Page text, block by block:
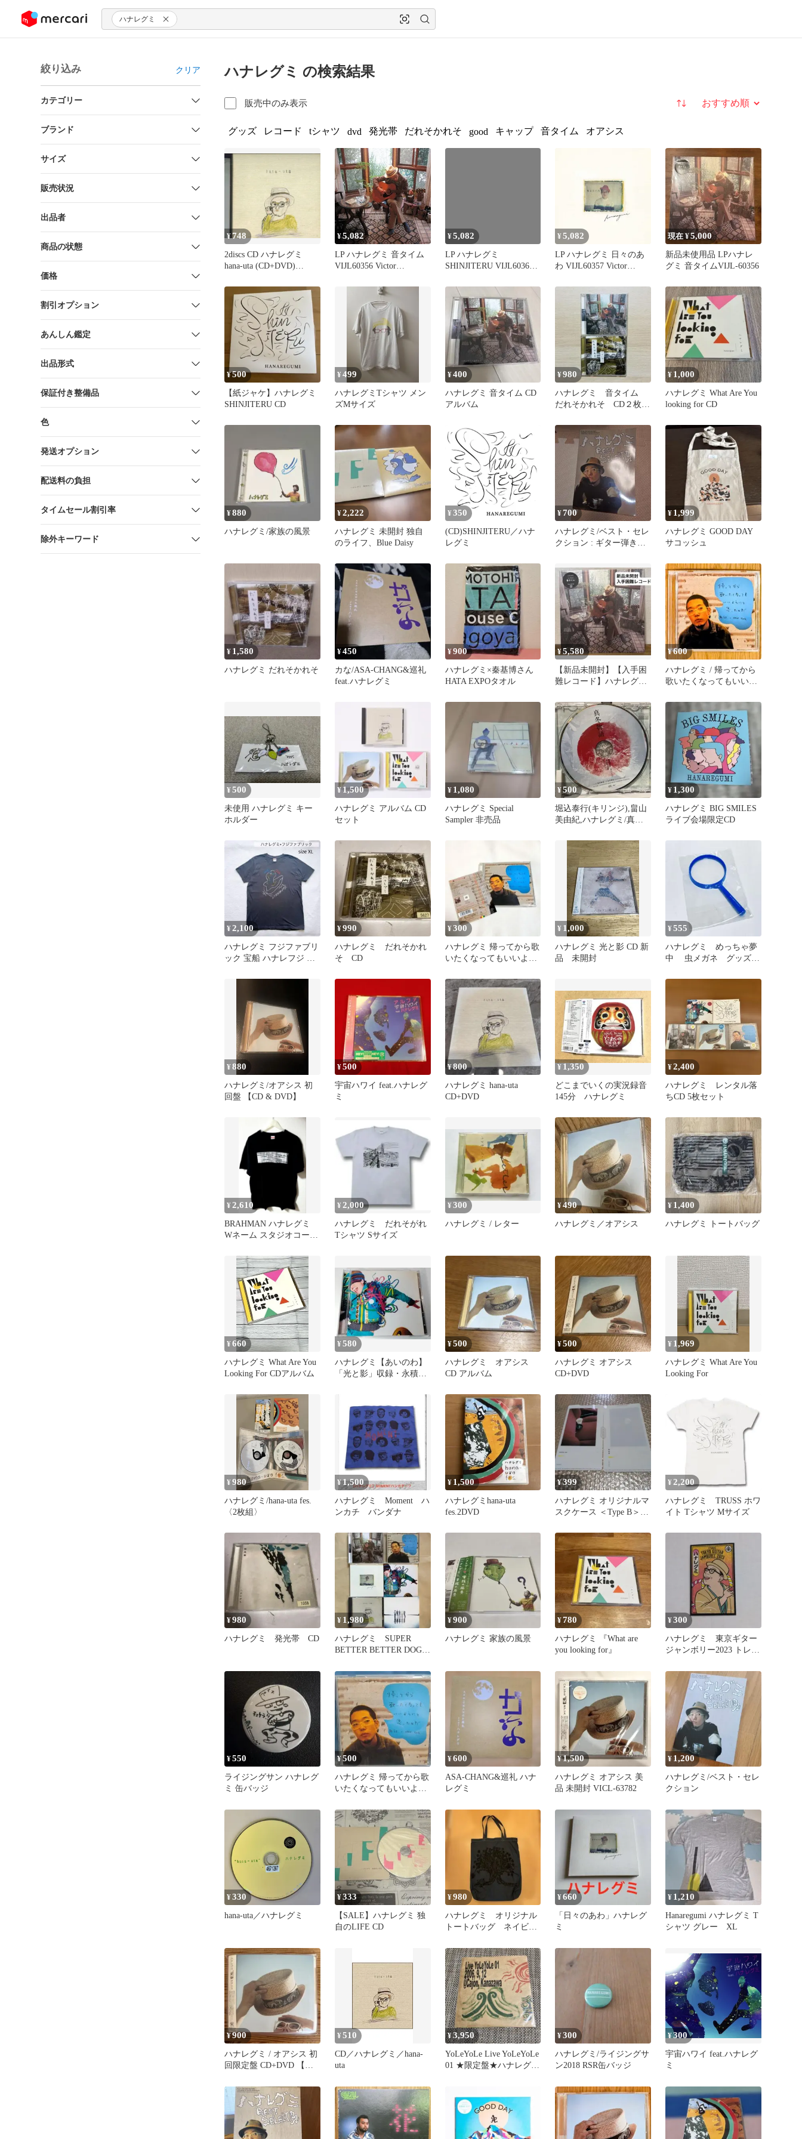
ツにスキップ ハナレグミ
絞り込み クリア
カテゴリー
ブランド
サイズ
販売状況
出品者
商品の状態
価格
割引オプション
あんしん鑑定
出品形式
保証付き整備品
色
発送オプション
配送料の負担
タイムセール割引率
除外キーワード
ハナレグミ の検索結果
販売中のみ表示 並び替え
グッズ レコード tシャツ dvd 発光帯 だれそかれそ good キャップ 音タイム オアシス
¥748
2discs CD ハナレグミ
hana-uta (CD+DVD)
ジャケ /00220
¥5,082
LP ハナレグミ 音タイム
VIJL60356 Victor
/00250
¥5,082
LP ハナレグミ
SHINJITERU VIJL60363
封 /00250
¥5,082
LP ハナレグミ 日々のあ
わ VIJL60357 Victor
/00250
現在 ¥5,000
新品未使用品 LPハナレ
グミ 音タイムVIJL-60356
¥500
【紙ジャケ】ハナレグミ
SHINJITERU CD
¥499
ハナレグミTシャツ メン
ズMサイズ
¥400
ハナレグミ 音タイム CD
アルバム
¥980
ハナレグミ 音タイム
だれそかれそ CD２枚セ
¥1,000
ハナレグミ What Are You
looking for CD
¥880
ハナレグミ/家族の風景
¥2,222
ハナレグミ 未開封 独自
のライフ、Blue Daisy
¥ 350
(CD)SHINJITERU／ハナ
レグミ
¥700
ハナレグミ/ベスト・セレ
クション : ギター弾き語
¥ 1,999
ハナレグミ GOOD DAY
サコッシュ
¥ 1,580
ハナレグミ だれそかれそ
¥450
カな/ASA-CHANG&巡礼
feat.ハナレグミ
¥900
ハナレグミ×秦基博さん
HATA EXPOタオル
¥5,580
【新品未開封】【入手困
難レコード】ハナレグミ
¥600
ハナレグミ / 帰ってから
歌いたくなってもいいよ
付）
¥500
未使用 ハナレグミ キー
ホルダー
¥1,500
ハナレグミ アルバム CD
セット
¥ 1,080
ハナレグミ Special
Sampler 非売品
¥500
堀込泰行(キリンジ),畠山
美由紀,ハナレグミ/真冬
¥ 1,300
ハナレグミ BIG SMILES
ライブ会場限定CD
¥2,100
ハナレグミ フジファブリ
ック 宝船 ハナレフジ T
¥990
ハナレグミ だれそかれ
そ CD
¥300
ハナレグミ 帰ってから歌
いたくなってもいいよう
¥ 1,000
ハナレグミ 光と影 CD 新
品 未開封
¥555
ハナレグミ めっちゃ夢
中 虫メガネ グッズ
¥880
ハナレグミ/オアシス 初
回盤 【CD & DVD】
¥500
宇宙ハワイ feat.ハナレグ
ミ
¥800
ハナレグミ hana-uta
CD+DVD
¥1,350
どこまでいくの実況録音
145分 ハナレグミ
¥2,400
ハナレグミ レンタル落
ちCD 5枚セット
¥ 2,610
BRAHMAN ハナレグミ
Wネーム スタジオコース
¥ 2,000
ハナレグミ だれそがれ
Tシャツ Sサイズ
¥300
ハナレグミ / レター
¥490
ハナレグミ／オアシス
¥ 1,400
ハナレグミ トートバッグ
¥660
ハナレグミ What Are You
Looking For CDアルバム
¥580
ハナレグミ【あいのわ】
「光と影」収録・永積タ
¥500
ハナレグミ オアシス
CD アルバム
¥500
ハナレグミ オアシス
CD+DVD
¥ 1,969
ハナレグミ What Are You
Looking For
¥980
ハナレグミ/hana-uta fes.
〈2枚組〉
¥1,500
ハナレグミ Moment ハ
ンカチ バンダナ
¥ 1,500
ハナレグミhana-uta
fes.2DVD
¥399
ハナレグミ オリジナルマ
スクケース ＜Type B＞発
¥ 2,200
ハナレグミ TRUSS ホワ
イト Tシャツ Mサイズ
¥980
ハナレグミ 発光帯 CD
¥ 1,980
ハナレグミ SUPER
BETTER BETTER DOG
¥900
ハナレグミ 家族の風景
¥780
ハナレグミ 『What are
you looking for』
¥300
ハナレグミ 東京ギター
ジャンボリー2023 トレー
¥550
ライジングサン ハナレグ
ミ 缶バッジ
¥500
ハナレグミ 帰ってから歌
いたくなってもいいよう
¥600
ASA-CHANG&巡礼 ハナ
レグミ
¥1,500
ハナレグミ オアシス 美
品 未開封 VICL-63782
¥1,200
ハナレグミ/ベスト・セレ
クション
¥330
hana-uta／ハナレグミ
¥333
【SALE】ハナレグミ 独
自のLIFE CD
¥980
ハナレグミ オリジナル
トートバッグ ネイビ
¥660
「日々のあわ」ハナレグ
ミ
¥ 1,210
Hanaregumi ハナレグミ T
シャツ グレー XL
¥900
ハナレグミ / オアシス 初
回限定盤 CD+DVD 【ケ
¥510
CD／ハナレグミ／hana-
uta
¥3,950
YoLeYoLe Live YoLeYoLe
01 ★限定盤★ハナレグミ
¥300
ハナレグミ/ライジングサ
ン2018 RSR缶バッジ
¥300
宇宙ハワイ feat.ハナレグ
ミ